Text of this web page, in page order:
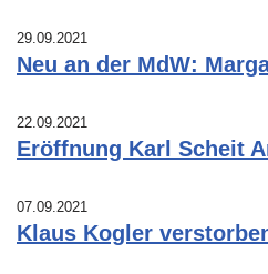
29.09.2021
Neu an der MdW:
22.09.2021
Eröffnung Karl Scheit
07.09.2021
Klaus Kogler